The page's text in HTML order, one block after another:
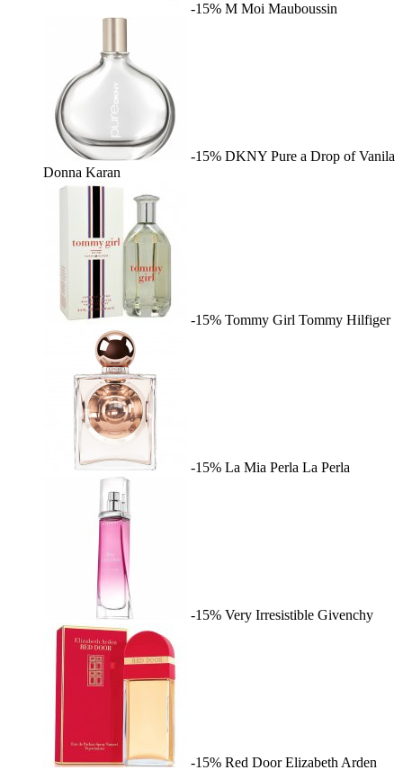
-15% M Moi Mauboussin
-15% DKNY Pure a Drop of Vanila
Donna Karan
-15% Tommy Girl Tommy Hilfiger
-15% La Mia Perla La Perla
-15% Very Irresistible Givenchy
-15% Red Door Elizabeth Arden